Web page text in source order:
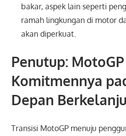
bakar, aspek lain seperti
ramah lingkungan di motor
akan diperkuat.
Penutup:
Komitmennya
Depan
Transisi MotoGP menuju